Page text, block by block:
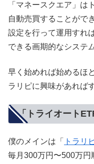
「マネースクエア」は
自動売買することがで
設定を行って運用すれ
できる画期的なシステ
早く始めれば始めるほ
ラリピに興味があれば
「トライオート
僕のメインは「 トラリ
毎月300万円〜500万円